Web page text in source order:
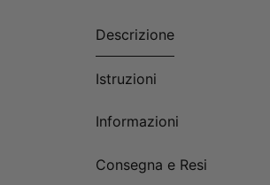
Descrizione
Istruzioni
Informazioni
Consegna e Resi